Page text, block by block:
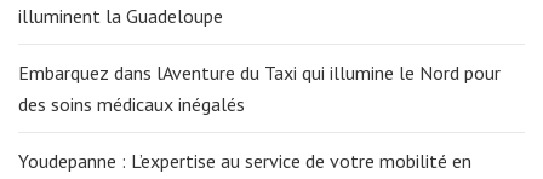
illuminent la Guadeloupe
Embarquez dans lAventure du Taxi qui illumine le Nord pour
des soins médicaux inégalés
Youdepanne : L’expertise au service de votre mobilité en